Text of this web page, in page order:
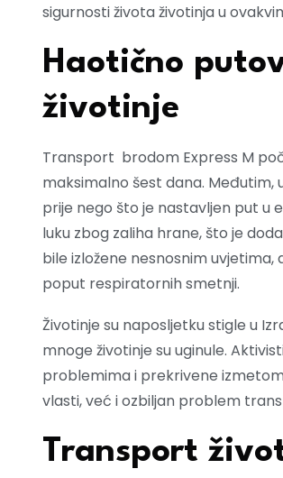
sigurnosti života životinja u
Haotično
životinje
Transport brodom Express M
maksimalno šest dana.
prije nego što je nastavljen put u
luku zbog zaliha hrane, što je
bile izložene nesnosnim
poput respiratornih smetnji.
Životinje su naposljetku stigle u
mnoge životinje su uginule.
problemima i prekrivene
vlasti, već i ozbiljan problem
Transport